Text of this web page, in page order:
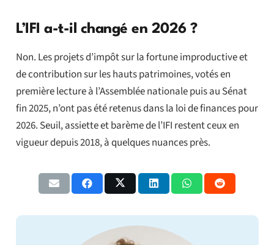
L’IFI a-t-il changé en 2026 ?
Non. Les projets d’impôt sur la fortune improductive et
de contribution sur les hauts patrimoines, votés en
première lecture à l’Assemblée nationale puis au Sénat
fin 2025, n’ont pas été retenus dans la loi de finances pour
2026. Seuil, assiette et barème de l’IFI restent ceux en
vigueur depuis 2018, à quelques nuances près.